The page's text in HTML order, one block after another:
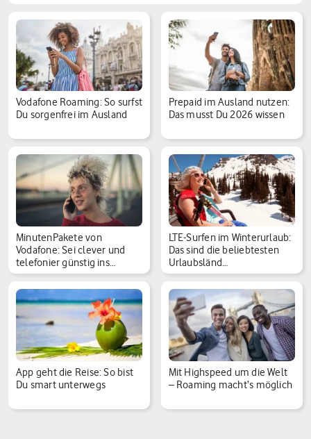
Vodafone Roaming: So surfst
Du sorgenfrei im Ausland
Prepaid im Ausland nutzen:
Das musst Du 2026 wissen
MinutenPakete von
Vodafone: Sei clever und
telefonier günstig ins…
LTE-Surfen im Winterurlaub:
Das sind die beliebtesten
Urlaubsländ…
App geht die Reise: So bist
Du smart unterwegs
Mit Highspeed um die Welt
– Roaming macht‘s möglich